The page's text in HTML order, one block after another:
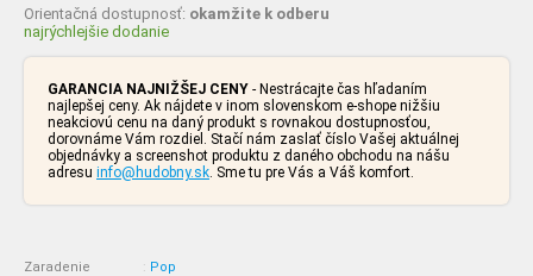
Orientačná dostupnosť: okamžite k odberu
najrýchlejšie dodanie
GARANCIA NAJNIŽŠEJ CENY - Nestrácajte čas hľadaním
najlepšej ceny. Ak nájdete v inom slovenskom e-shope nižšiu
neakciovú cenu na daný produkt s rovnakou dostupnosťou,
dorovnáme Vám rozdiel. Stačí nám zaslať číslo Vašej aktuálnej
objednávky a screenshot produktu z daného obchodu na nášu
adresu info@hudobny.sk. Sme tu pre Vás a Váš komfort.
Zaradenie : Pop